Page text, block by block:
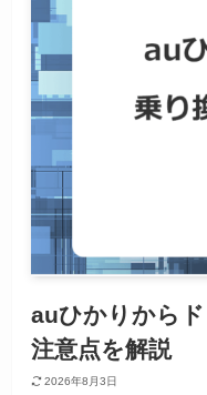
auひかりから
注意点を解説
2026年8月3日